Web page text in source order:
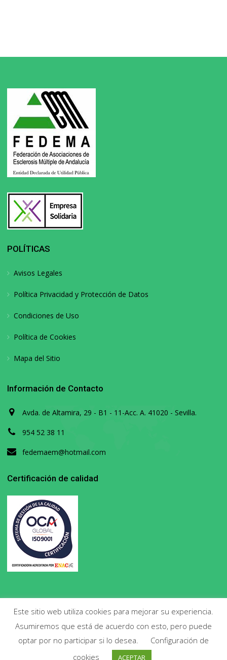
POLÍTICAS
Avisos Legales
Política Privacidad y Protección de Datos
Condiciones de Uso
Política de Cookies
Mapa del Sitio
Información de Contacto
Avda. de Altamira, 29 - B1 - 11-Acc. A. 41020 - Sevilla.
954 52 38 11
fedemaem@hotmail.com
Certificación de calidad
Copyright 2020. Todos los derechos reservados.
Este sitio web utiliza cookies para mejorar su experiencia.
Asumiremos que está de acuerdo con esto, pero puede
optar por no participar si lo desea.
Configuración de
cookies
ACEPTAR